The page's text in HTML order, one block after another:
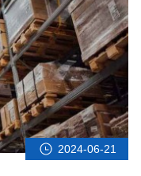
2024-06-21